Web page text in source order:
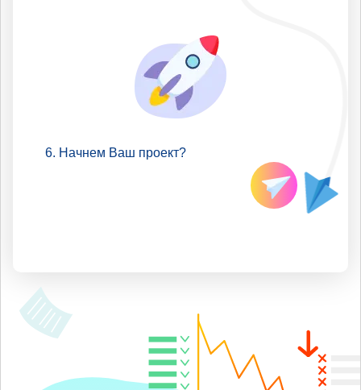
Начнем Ваш проект?